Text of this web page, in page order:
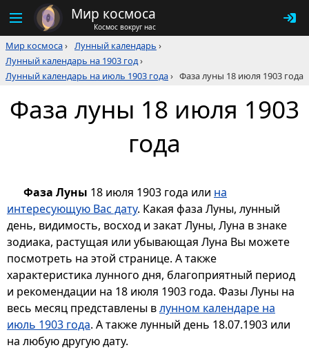
Мир космоса
Космос вокруг нас
Мир космоса› Лунный календарь ›
Лунный календарь на 1903 год›
Лунный календарь на июль 1903 года› Фаза луны 18 июля 1903 года
Фаза луны 18 июля 1903
года
Фаза Луны 18 июля 1903 года или на
интересующую Вас дату. Какая фаза Луны, лунный
день, видимость, восход и закат Луны, Луна в знаке
зодиака, растущая или убывающая Луна Вы можете
посмотреть на этой странице. А также
характеристика лунного дня, благоприятный период
и рекомендации на 18 июля 1903 года. Фазы Луны на
весь месяц представлены влунном календаре на
июль 1903 года. А также лунный день 18.07.1903 или
на любую другую дату.